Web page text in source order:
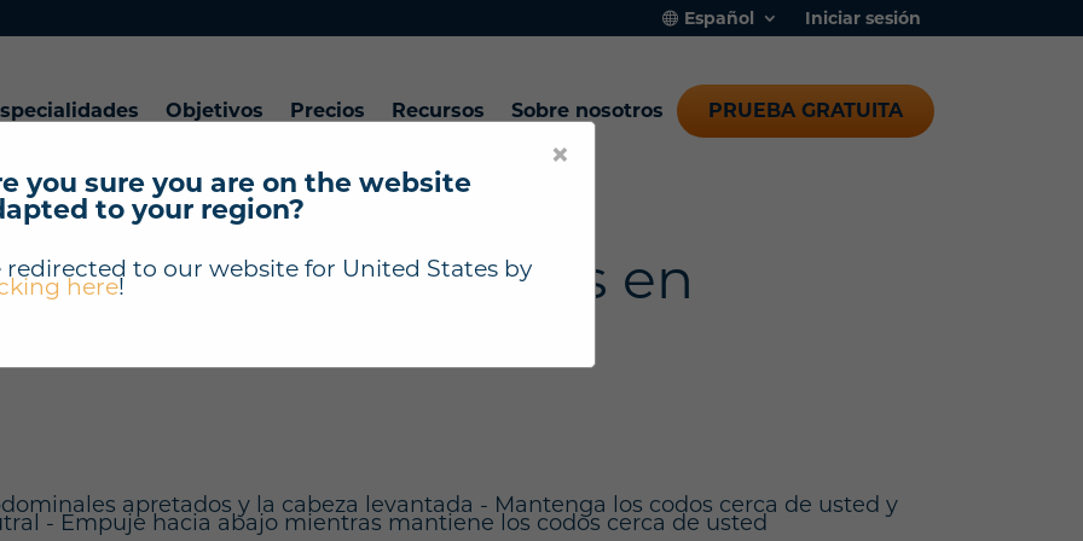
×
you sure you are on the website
to your region?
redirected to our website for United States by
here!
Español Iniciar sesión
Objetivos Precios Recursos Sobre nosotros PRUEBA GRATUITA
"Extensión de tríceps en
apretados y la cabeza levantada - Mantenga los codos cerca de usted y
- Empuje hacia abajo mientras mantiene los codos cerca de usted